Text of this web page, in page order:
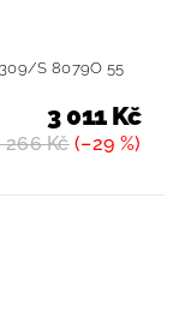
S 8079O 55
266 Kč(–29 %)
3 011 Kč